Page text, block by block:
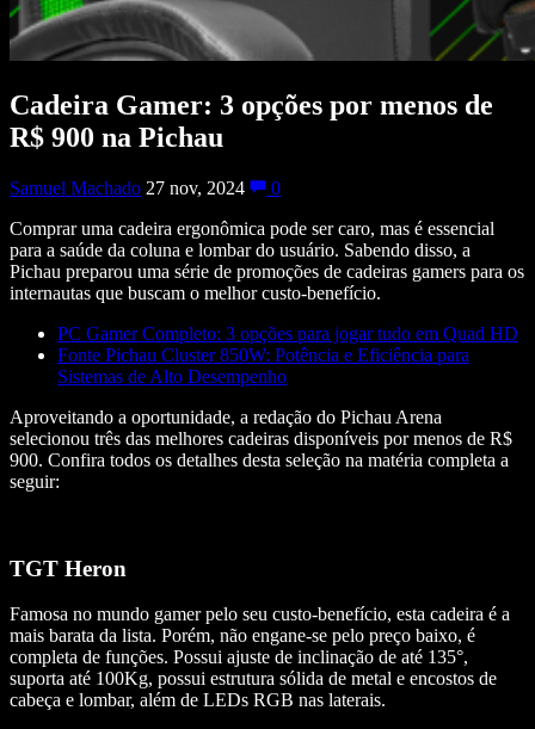
Cadeira Gamer: 3 opções por menos de
R$ 900 na Pichau
Samuel Machado 27 nov, 2024
0
Comprar uma cadeira ergonômica pode ser caro, mas é essencial
para a saúde da coluna e lombar do usuário. Sabendo disso, a
Pichau preparou uma série de promoções de cadeiras gamers para os
internautas que buscam o melhor custo-benefício.
PC Gamer Completo: 3 opções para jogar tudo em Quad HD
Fonte Pichau Cluster 850W: Potência e Eficiência para
Sistemas de Alto Desempenho
Aproveitando a oportunidade, a redação do Pichau Arena
selecionou três das melhores cadeiras disponíveis por menos de R$
900. Confira todos os detalhes desta seleção na matéria completa a
seguir:
TGT Heron
Famosa no mundo gamer pelo seu custo-benefício, esta cadeira é a
mais barata da lista. Porém, não engane-se pelo preço baixo, é
completa de funções. Possui ajuste de inclinação de até 135°,
suporta até 100Kg, possui estrutura sólida de metal e encostos de
cabeça e lombar, além de LEDs RGB nas laterais.